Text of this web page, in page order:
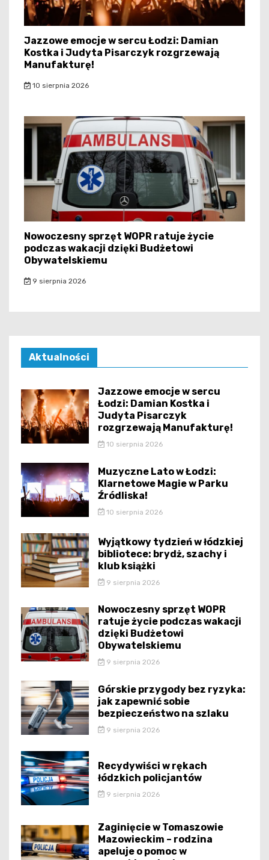
Jazzowe emocje w sercu Łodzi: Damian
Kostka i Judyta Pisarczyk rozgrzewają
Manufakturę!
10 sierpnia 2026
Nowoczesny sprzęt WOPR ratuje życie
podczas wakacji dzięki Budżetowi
Obywatelskiemu
9 sierpnia 2026
Aktualności
Jazzowe emocje w sercu
Łodzi: Damian Kostka i
Judyta Pisarczyk
rozgrzewają Manufakturę!
10 sierpnia 2026
Muzyczne Lato w Łodzi:
Klarnetowe Magie w Parku
Źródliska!
10 sierpnia 2026
Wyjątkowy tydzień w łódzkiej
bibliotece: brydż, szachy i
klub książki
9 sierpnia 2026
Nowoczesny sprzęt WOPR
ratuje życie podczas wakacji
dzięki Budżetowi
Obywatelskiemu
9 sierpnia 2026
Górskie przygody bez ryzyka:
jak zapewnić sobie
bezpieczeństwo na szlaku
9 sierpnia 2026
Recydywiści w rękach
łódzkich policjantów
9 sierpnia 2026
Zaginięcie w Tomaszowie
Mazowieckim – rodzina
apeluje o pomoc w